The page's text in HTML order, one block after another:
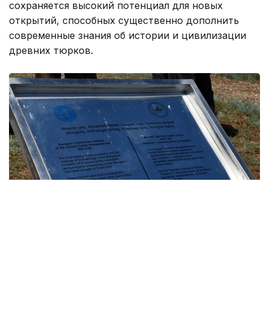
сохраняется высокий потенциал для новых
открытий, способных существенно дополнить
современные знания об истории и цивилизации
древних тюрков.